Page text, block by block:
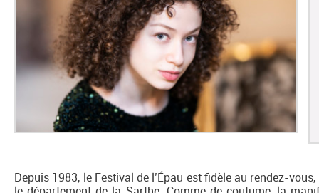
Depuis 1983, le Festival de l’Épau est fidèle au rendez-